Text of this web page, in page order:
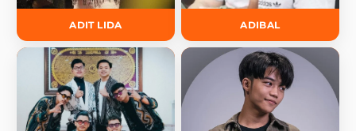
ADIT LIDA ADIBAL